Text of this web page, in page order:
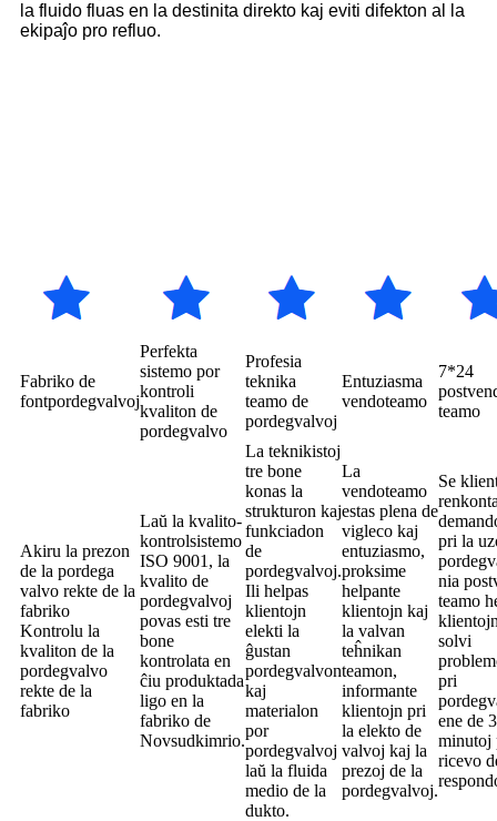
la fluido fluas en la destinita direkto kaj eviti difekton al la
ekipaĵo pro refluo.
Fabriko de
fontpordegvalvoj
Perfekta
sistemo por
kontroli
kvaliton de
pordegvalvo
Profesia
teknika
teamo de
pordegvalvoj
Entuziasma
vendoteamo
7*24
teamo
Akiru la prezon
de la pordega
valvo rekte de la
fabriko
Kontrolu la
kvaliton de la
pordegvalvo
rekte de la
fabriko
Laŭ la kvalito-
kontrolsistemo
ISO 9001, la
kvalito de
pordegvalvoj
povas esti tre
bone
kontrolata en
ĉiu produktada
ligo en la
fabriko de
Novsudkimrio.
La teknikistoj
tre bone
konas la
strukturon kaj
funkciadon
de
pordegvalvoj.
Ili helpas
klientojn
elekti la
ĝustan
pordegvalvon
kaj
materialon
por
pordegvalvoj
laŭ la fluida
medio de la
dukto.
La
vendoteamo
estas plena de
vigleco kaj
entuziasmo,
proksime
helpante
klientojn kaj
la valvan
teĥnikan
teamon,
informante
klientojn pri
la elekto de
valvoj kaj la
prezoj de la
pordegvalvoj.
Se
pri la
nia
teamo
solvi
pri
ene de
minutoj
ricevo